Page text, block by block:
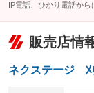
IP電話、ひかり電話から
販売店情
ネクステージ